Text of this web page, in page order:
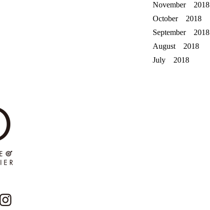
November 2018
October 2018
September 2018
August 2018
July 2018